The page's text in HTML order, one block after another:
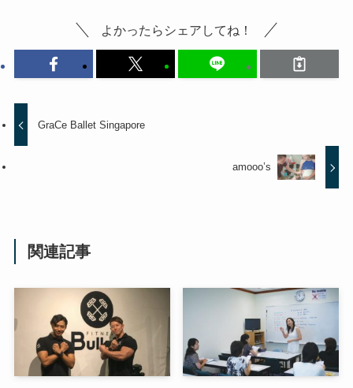
よかったらシェアしてね！
GraCe Ballet Singapore
amooo’s
関連記事